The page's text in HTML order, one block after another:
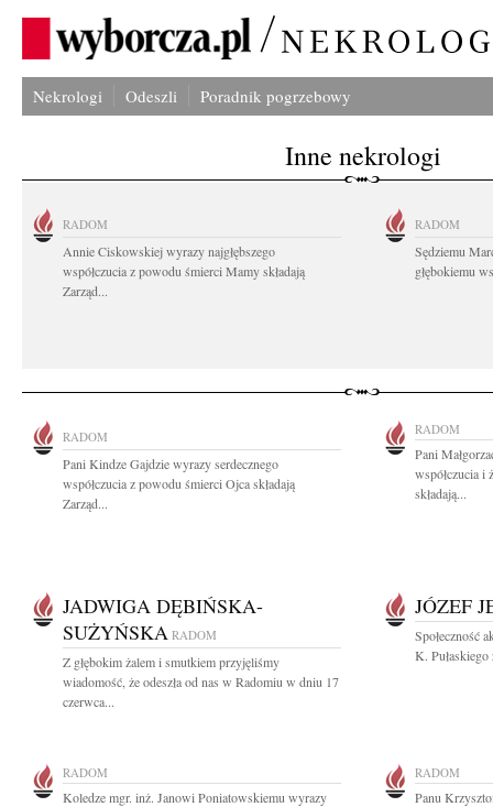
Nekrologi Odeszli Poradnik pogrzebowy
Inne nekrologi
RADOM
Annie Ciskowskiej wyrazy najgłębszego
współczucia z powodu śmierci Mamy składają
Zarząd...
RADOM
Sędziemu
głębokiemu
RADOM
Pani Kindze Gajdzie wyrazy serdecznego
współczucia z powodu śmierci Ojca składają
Zarząd...
RADOM
Pani
współczucia i
składają...
JADWIGA DĘBIŃSKA-
SUŻYŃSKA RADOM
Z głębokim żalem i smutkiem przyjęliśmy
wiadomość, że odeszła od nas w Radomiu w dniu 17
czerwca...
JÓZEF
Społeczność
K.
RADOM
Koledze mgr. inż. Janowi Poniatowskiemu wyrazy
RADOM
Panu